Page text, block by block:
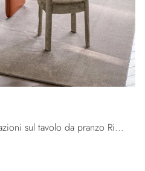
Vuoi avere ulteriori informazioni sul tavolo da pranzo Riverstone vetro di Calligaris? Clicca e scopri di più sui modelli allungabili dell'azienda.